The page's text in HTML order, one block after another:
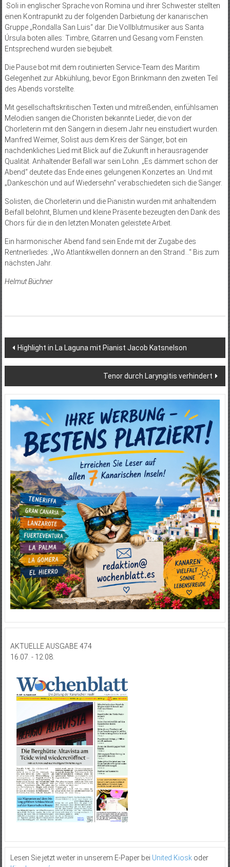
Soli in englischer Sprache von Romina und ihrer Schwester stellten
einen Kontrapunkt zu der folgenden Darbietung der kanarischen
Gruppe „Rondalla San Luis“ dar. Die Vollblutmusiker aus Santa
Úrsula boten alles: Timbre, Gitarren und Gesang vom Feinsten.
Entsprechend wurden sie bejubelt.
Die Pause bot mit dem routinierten Service-Team des Maritim
Gelegenheit zur Abkühlung, bevor Egon Brinkmann den zweiten Teil
des Abends vorstellte.
Mit gesellschaftskritischen Texten und mitreißenden, einfü̈hlsamen
Melodien sangen die Choristen bekannte Lieder, die von der
Chorleiterin mit den Sängern in diesem Jahr neu einstudiert wurden.
Manfred Weimer, Solist aus dem Kreis der Sänger, bot ein
nachdenkliches Lied mit Blick auf die Zukunft in herausragender
Qualität. Anhaltender Beifall war sein Lohn. „Es dämmert schon der
Abend“ deutete das Ende eines gelungenen Konzertes an. Und mit
„Dankeschön und auf Wiedersehn“ verabschiedeten sich die Sänger.
Solisten, die Chorleiterin und die Pianistin wurden mit anhaltendem
Beifall belohnt, Blumen und kleine Präsente bezeugten den Dank des
Chors fü̈r die in den letzten Monaten geleistete Arbeit.
Ein harmonischer Abend fand sein Ende mit der Zugabe des
Rentnerliedes: „Wo Atlantikwellen donnern an den Strand…“ Bis zum
nächsten Jahr.
Helmut Büchner
Beitragsnavigation
Highlight in La Laguna mit Pianist Jacob Katsnelson
Tenor durch Laryngitis verhindert
AKTUELLE AUSGABE 474
16.07. - 12.08.
Lesen Sie jetzt weiter in unserem E-Paper bei United Kioskoder